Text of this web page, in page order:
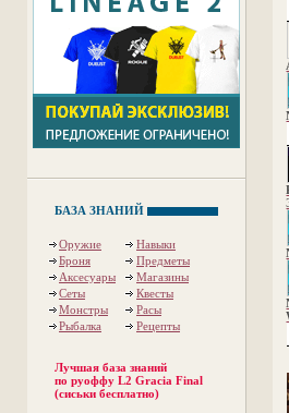
БАЗА ЗНАНИЙ
Оружие
Навыки
Броня
Предметы
Аксесуары
Магазины
Сеты
Квесты
Монстры
Расы
Рыбалка
Рецепты
Лучшая база знаний
по руоффу L2 Gracia Final
(сиськи бесплатно)